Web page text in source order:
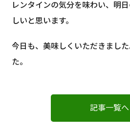
レンタインの気分を味わい、明
しいと思います。
今日も、美味しくいただきまし
た。
記事一覧へ